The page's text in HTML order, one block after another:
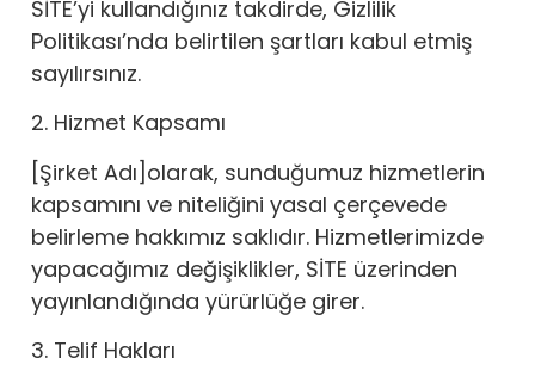
SİTE’yi kullandığınız takdirde, Gizlilik
Politikası’nda belirtilen şartları kabul etmiş
sayılırsınız.
2. Hizmet Kapsamı
[Şirket Adı]olarak, sunduğumuz hizmetlerin
kapsamını ve niteliğini yasal çerçevede
belirleme hakkımız saklıdır. Hizmetlerimizde
yapacağımız değişiklikler, SİTE üzerinden
yayınlandığında yürürlüğe girer.
3. Telif Hakları